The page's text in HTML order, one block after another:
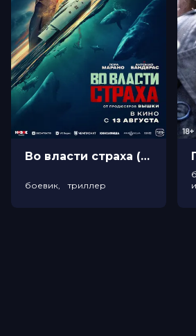
Длительность
2 ч 2 мин
В прокате
с 1 декабря до 14
Меморандум
до 11 декабря
Во власти страха (18+)
боевик, триллер